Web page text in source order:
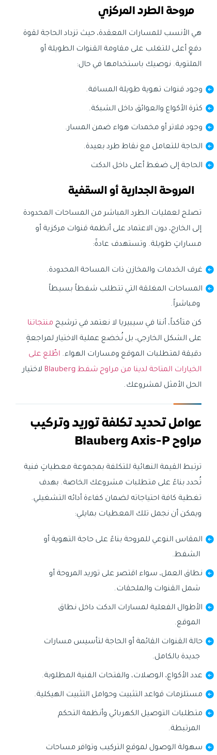
مروحة الطرد المركزي
هي الأنسب للمسارات المعقدة، حيث تزداد الحاجة لقوة
دفعٍ أعلى للتغلب على مقاومة القنوات الطويلة أو
الملتوية. نوصيك باستخدامها في حال:
وجود قنوات تهوية طويلة المسافة.
كثرة الأكواع والعوائق داخل الشبكة.
وجود فلاتر أو مخمدات هواء ضمن المسار.
الحاجة للتعامل مع نقاط طرد بعيدة.
الحاجة إلى ضغط أعلى داخل الدكت
المروحة الجدارية أو السقفية
تصلح لعمليات الطرد المباشر من المساحات المحدودة
إلى الخارج، دون الاعتماد على أنظمة قنوات مركزية أو
مساراتٍ طويلة. وتستهدف عادةً:
غرف الخدمات والمخازن ذات المساحة المحدودة.
المساحات المغلقة التي تتطلب شفطاً بسيطاً
ومباشراً.
كن متأكداً، أننا في سيبيريا لا نعتمد في ترشيح منتجاتنا
على الشكل الخارجي، بل نُخضع عملية الاختيار لمراجعةٍ
دقيقة لمتطلبات الموقع ومسارات الهواء. اطّلع على
الخيارات المتاحة لدينا من مراوح شفط Blauberg
لاختيار
الحل الأمثل لمشروعك.
عوامل تحديد تكلفة توريد وتركيب
مراوح Blauberg Axis-P
ترتبط القيمة النهائية للتكلفة بمجموعة معطياتٍ فنية
تُحدد بناءً على متطلبات مشروعك الخاصة. بهدف
تغطية كافة احتياجاته لضمان كفاءة أدائه التشغيلي.
ويمكن أن نجمل تلك المعطيات بمايلي:
المقاس النوعي للمروحة بناءً على حاجة التهوية أو
الشفط.
نطاق العمل، سواء اقتصر على توريد المروحة أو
شمل القنوات والملحقات.
الأطوال الفعلية لمسارات الدكت داخل نطاق
الموقع.
حالة القنوات القائمة أو الحاجة لتأسيس مسارات
جديدة بالكامل.
عدد الأكواع، الوصلات، والفتحات الفنية المطلوبة.
مستلزمات قواعد التثبيت وحوامل التثبيت الهيكلية.
متطلبات التوصيل الكهربائي وأنظمة التحكم
المرتبطة.
سهولة الوصول لموقع التركيب وتوافر مساحات